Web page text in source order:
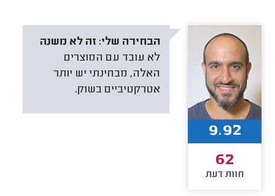
הבחירה שלי: זה לא משנה
לא עובד עם המוצרים
האלה, מבחינתי יש יותר
אטרקטיביים בשוק.
9.92
62
חוות דעת